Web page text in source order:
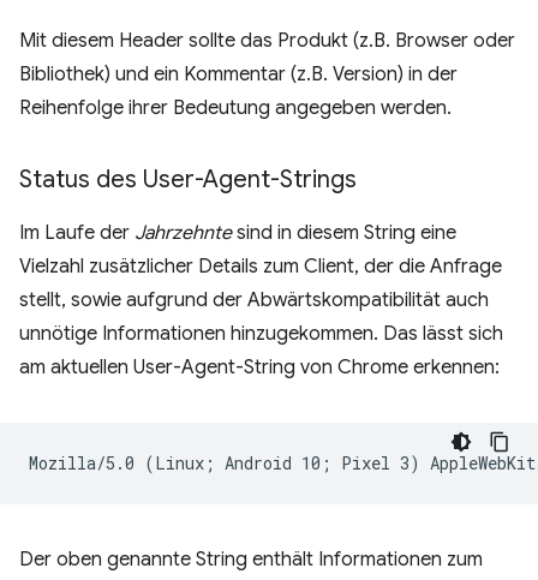
Mit diesem Header sollte das Produkt (z.B. Browser oder
Bibliothek) und ein Kommentar (z.B. Version) in der
Reihenfolge ihrer Bedeutung angegeben werden.
Status des User-Agent-Strings
Im Laufe der Jahrzehntesind in diesem String eine
Vielzahl zusätzlicher Details zum Client, der die Anfrage
stellt, sowie aufgrund der Abwärtskompatibilität auch
unnötige Informationen hinzugekommen. Das lässt sich
am aktuellen User-Agent-String von Chrome erkennen:
Der oben genannte String enthält Informationen zum